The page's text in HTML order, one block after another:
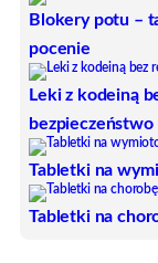
Blokery potu –
pocenie
Leki z kodeiną
bezpieczeństwo
Tabletki na
Tabletki na